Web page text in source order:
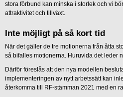
stora förbund kan minska i storlek och vi
attraktivitet och tillväxt.
Inte möjligt på så kort tid
När det gäller de tre motionerna från åtta
så bifalles motionerna. Huruvida det leder
Därför föreslås att den nya modellen
implementeringen av nytt arbetssätt kan
återkomma till RF-stämman 2021 med en